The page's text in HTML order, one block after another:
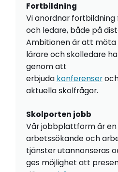
Fortbildning
Vi anordnar fortbildning
och ledare, både på
Ambitionen är att möta
lärare och skolledare
genom att
erbjuda konferenser
aktuella skolfrågor.
Skolporten jobb
Vår jobbplattform är
arbetssökande och
tjänster utannonseras
ges möjlighet att